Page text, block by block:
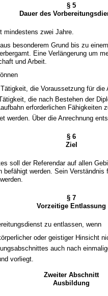
§ 5
Dauer des
mindestens zwei Jahre.
besonderem Grund bis zu
Eine Verlängerung um
und Arbeit.
die Voraussetzung für
die nach Bestehen der
erforderlichen Fähigkeiten
werden. Über die Anrechnung
§ 6
Ziel
soll der Referendar auf allen
befähigt werden. Sein
§ 7
Vorzeitige Entlassung
zu entlassen, wenn
oder geistiger Hinsicht
auch nach
vorliegt.
Zweiter Abschnitt
Ausbildung